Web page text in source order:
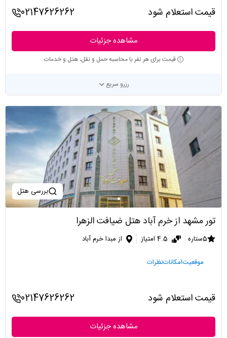
قیمت استعلام شود 02147626262
مشاهده جزئیات
قیمت برای هر نفر با محاسبه حمل و نقل، هتل و خدمات
رزرو سریع
بررسی هتل
تور مشهد از خرم آباد هتل ضیافت الزهرا
5ستاره 4.5 امتیاز از مبدا خرم آباد
موقعیتامکاناتنظرات
قیمت استعلام شود 02147626262
مشاهده جزئیات